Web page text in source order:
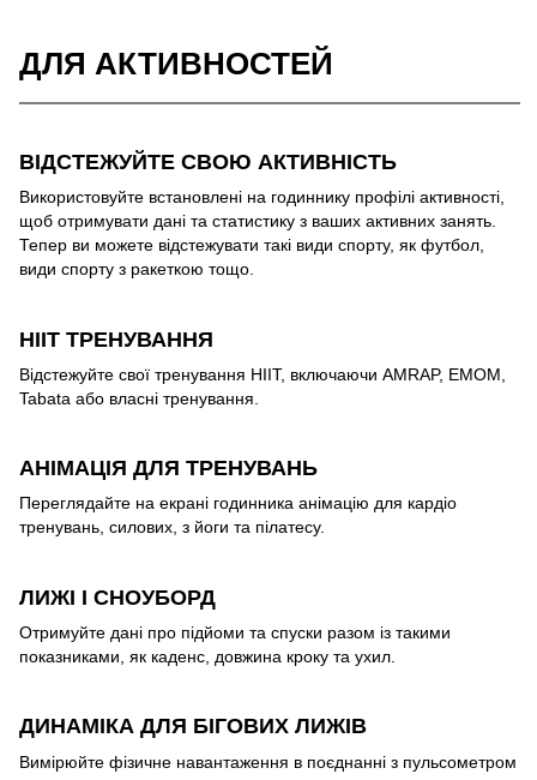
ДЛЯ АКТИВНОСТЕЙ
ВІДСТЕЖУЙТЕ СВОЮ АКТИВНІСТЬ
Використовуйте встановлені на годиннику профілі активності,
щоб отримувати дані та статистику з ваших активних занять.
Тепер ви можете відстежувати такі види спорту, як футбол,
види спорту з ракеткою тощо.
HIIT ТРЕНУВАННЯ
Відстежуйте свої тренування HIIT, включаючи AMRAP, EMOM,
Tabata або власні тренування.
АНІМАЦІЯ ДЛЯ ТРЕНУВАНЬ
Переглядайте на екрані годинника анімацію для кардіо
тренувань, силових, з йоги та пілатесу.
ЛИЖІ І СНОУБОРД
Отримуйте дані про підйоми та спуски разом із такими
показниками, як каденс, довжина кроку та ухил.
ДИНАМІКА ДЛЯ БІГОВИХ ЛИЖІВ
Вимірюйте фізичне навантаження в поєднанні з пульсометром